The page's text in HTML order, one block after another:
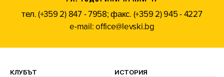
тел. (+359 2) 847 - 7958; факс. (+359 2) 945 - 4227
e-mail: office@levski.bg
КЛУБЪТ ИСТОРИЯ